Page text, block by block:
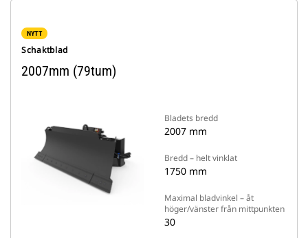
NYTT
Schaktblad
2007mm (79tum)
Bladets bredd
2007 mm
Bredd – helt vinklat
1750 mm
Maximal bladvinkel – åt
höger/vänster från mittpunkten
30